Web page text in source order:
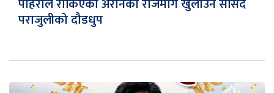
पहिरोले रोकिएको अरनिको राजमार्ग खुलाउन सांसद
पराजुलीको दौडधुप